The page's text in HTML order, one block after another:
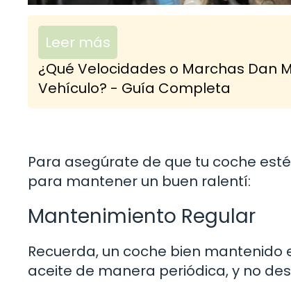
Leer más
¿Qué Velocidades o Marchas Dan
Vehículo? - Guía Completa
Para asegúrate de que tu coche
para mantener un buen ralentí:
Mantenimiento Regular
Recuerda, un coche bien mantenido
aceite de manera periódica, y no